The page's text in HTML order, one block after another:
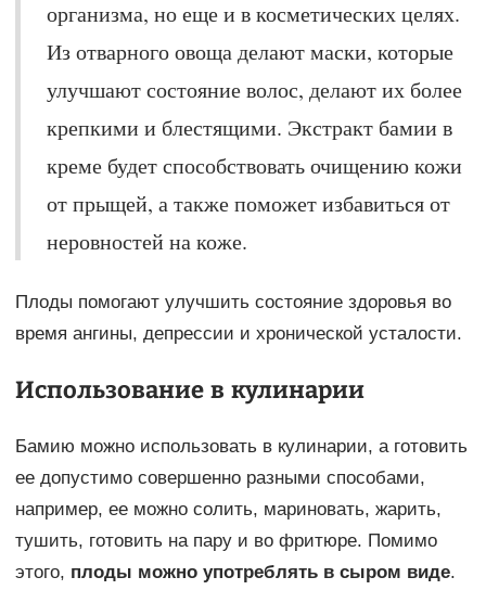
организма, но еще и в косметических целях.
Из отварного овоща делают маски, которые
улучшают состояние волос, делают их более
крепкими и блестящими. Экстракт бамии в
креме будет способствовать очищению кожи
от прыщей, а также поможет избавиться от
неровностей на коже.
Плоды помогают улучшить состояние здоровья во
время ангины, депрессии и хронической усталости.
Использование в кулинарии
Бамию можно использовать в кулинарии, а готовить
ее допустимо совершенно разными способами,
например, ее можно солить, мариновать, жарить,
тушить, готовить на пару и во фритюре. Помимо
этого, плоды можно употреблять в сыром виде.